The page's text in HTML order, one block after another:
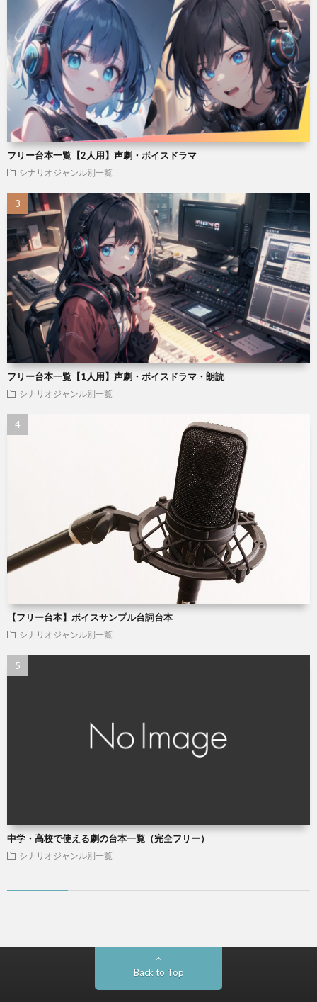
フリー台本一覧【2人用】声劇・ボイスドラマ
シナリオジャンル別一覧
フリー台本一覧【1人用】声劇・ボイスドラマ・朗読
シナリオジャンル別一覧
【フリー台本】ボイスサンプル台詞台本
シナリオジャンル別一覧
中学・高校で使える劇の台本一覧（完全フリー）
シナリオジャンル別一覧
Back to Top